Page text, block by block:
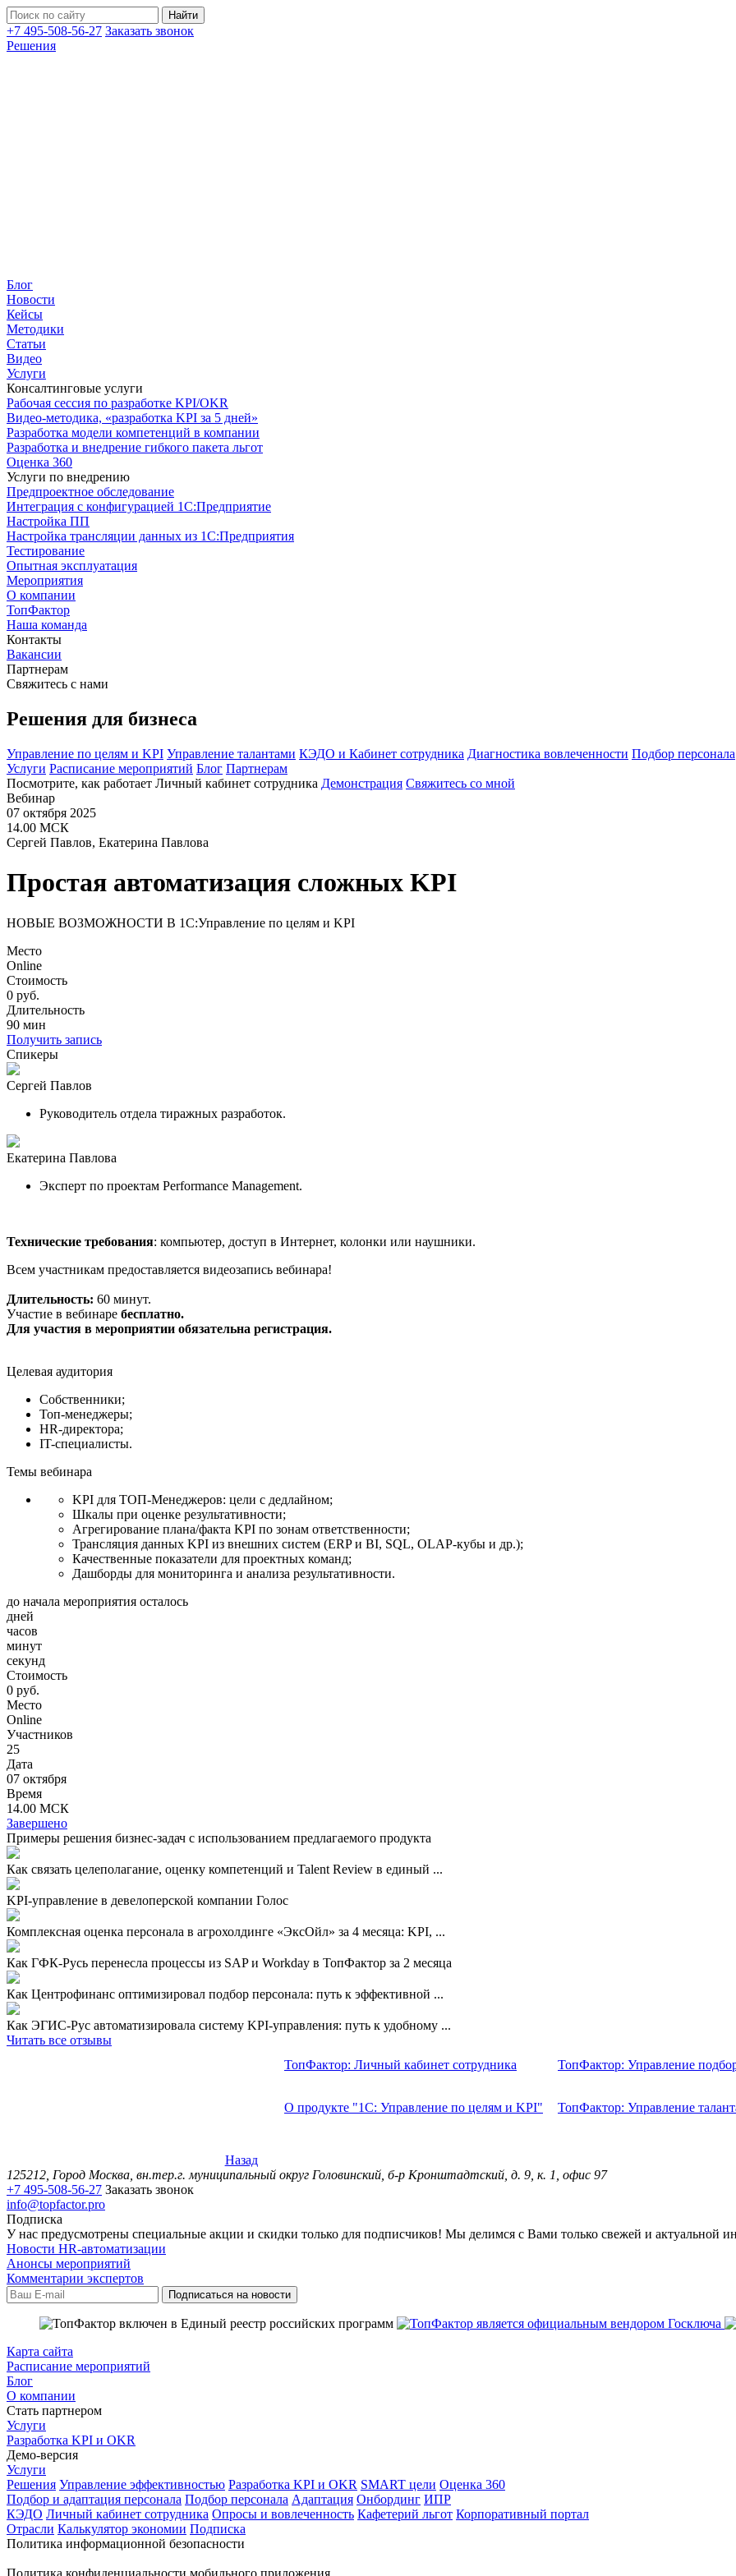
+7 495-508-56-27 Заказать звонок
Решения
Блог
Новости
Кейсы
Методики
Статьи
Видео
Услуги
Консалтинговые услуги
Рабочая сессия по разработке KPI/OKR
Видео-методика, «разработка KPI за 5 дней»
Разработка модели компетенций в компании
Разработка и внедрение гибкого пакета льгот
Оценка 360
Услуги по внедрению
Предпроектное обследование
Интеграция с конфигурацией 1С:Предприятие
Настройка ПП
Настройка трансляции данных из 1С:Предприятия
Тестирование
Опытная эксплуатация
Мероприятия
О компании
ТопФактор
Наша команда
Контакты
Вакансии
Партнерам
Свяжитесь с нами
Решения для бизнеса
Управление по целям и KPI Управление талантами КЭДО и Кабинет сотрудника Диагностика вовлеченности Подбор персонала
Услуги Расписание мероприятий Блог Партнерам
Посмотрите, как работает Личный кабинет сотрудника Демонстрация Свяжитесь со мной
Вебинар
07 октября 2025
14.00 МСК
Сергей Павлов, Екатерина Павлова
Простая автоматизация сложных KPI
НОВЫЕ ВОЗМОЖНОСТИ В 1С:Управление по целям и KPI
Место
Online
Стоимость
0 руб.
Длительность
90 мин
Получить запись
Спикеры
Сергей Павлов
Руководитель отдела тиражных разработок.
Екатерина Павлова
Эксперт по проектам Performance Management.
Технические требования: компьютер, доступ в Интернет, колонки или наушники.
Всем участникам предоставляется видеозапись вебинара!
Длительность: 60 минут.
Участие в вебинаре бесплатно.
Для участия в мероприятии обязательна регистрация.
Целевая аудитория
Собственники;
Топ-менеджеры;
HR-директора;
IT-специалисты.
Темы вебинара
KPI для ТОП-Менеджеров: цели с дедлайном;
Шкалы при оценке результативности;
Агрегирование плана/факта KPI по зонам ответственности;
Трансляция данных KPI из внешних систем (ERP и BI, SQL, OLAP-кубы и др.);
Качественные показатели для проектных команд;
Дашборды для мониторинга и анализа результативности.
до начала мероприятия осталось
дней
часов
минут
секунд
Стоимость
0 руб.
Место
Online
Участников
25
Дата
07 октября
Время
14.00 МСК
Завершено
Примеры решения бизнес-задач с использованием предлагаемого продукта
Как связать целеполагание, оценку компетенций и Talent Review в единый ...
KPI-управление в девелоперской компании Голос
Комплексная оценка персонала в агрохолдинге «ЭксОйл» за 4 месяца: KPI, ...
Как ГФК-Русь перенесла процессы из SAP и Workday в ТопФактор за 2 месяца
Как Центрофинанс оптимизировал подбор персонала: путь к эффективной ...
Как ЭГИС-Рус автоматизировала систему KPI-управления: путь к удобному ...
Читать все отзывы
ТопФактор: Личный кабинет сотрудника
ТопФактор: Управление
О продукте "1С: Управление по целям и KPI" ТопФактор: Управление
Назад
125212, Город Москва, вн.тер.г. муниципальный округ Головинский, б-р Кронштадтский, д. 9, к. 1, офис 97
+7 495-508-56-27 Заказать звонок
info@topfactor.pro
Подписка
У нас предусмотрены специальные акции и скидки только для подписчиков! Мы делимся с Вами только свежей и актуальной
Новости HR-автоматизации
Анонсы мероприятий
Комментарии экспертов
Карта сайта
Расписание мероприятий
Блог
О компании
Стать партнером
Услуги
Разработка KPI и OKR
Демо-версия
Услуги
Решения Управление эффективностью Разработка KPI и OKR SMART цели Оценка 360
Подбор и адаптация персонала Подбор персонала Адаптация Онбординг ИПР
КЭДО Личный кабинет сотрудника Опросы и вовлеченность Кафетерий льгот Корпоративный портал
Отрасли Калькулятор экономии Подписка
Политика информационной безопасности
Политика конфиденциальности мобильного приложения